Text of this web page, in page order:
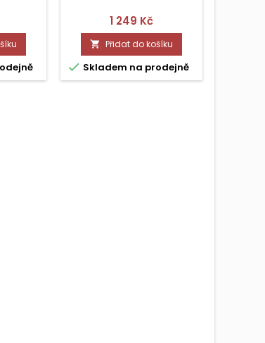
Cena
1 249 Kč
 Přidat do košíku
 Skladem na prodejně